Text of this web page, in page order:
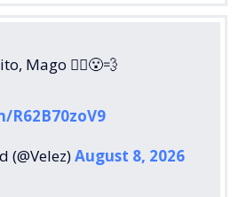
Mago 🧙‍♂️😮‍💨
(@Velez)August 8, 2026